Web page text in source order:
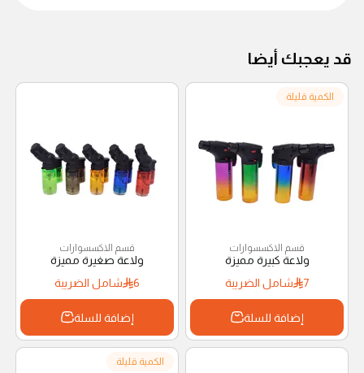
قد يعجبك أيضا
الكمية قليلة
قسم الاكسسوارات
ولاعة كبيرة مميزة
7
شامل الضريبة
إضافة للسلة
قسم الاكسسوارات
ولاعة صغيرة مميزة
6
شامل الضريبة
إضافة للسلة
الكمية قليلة